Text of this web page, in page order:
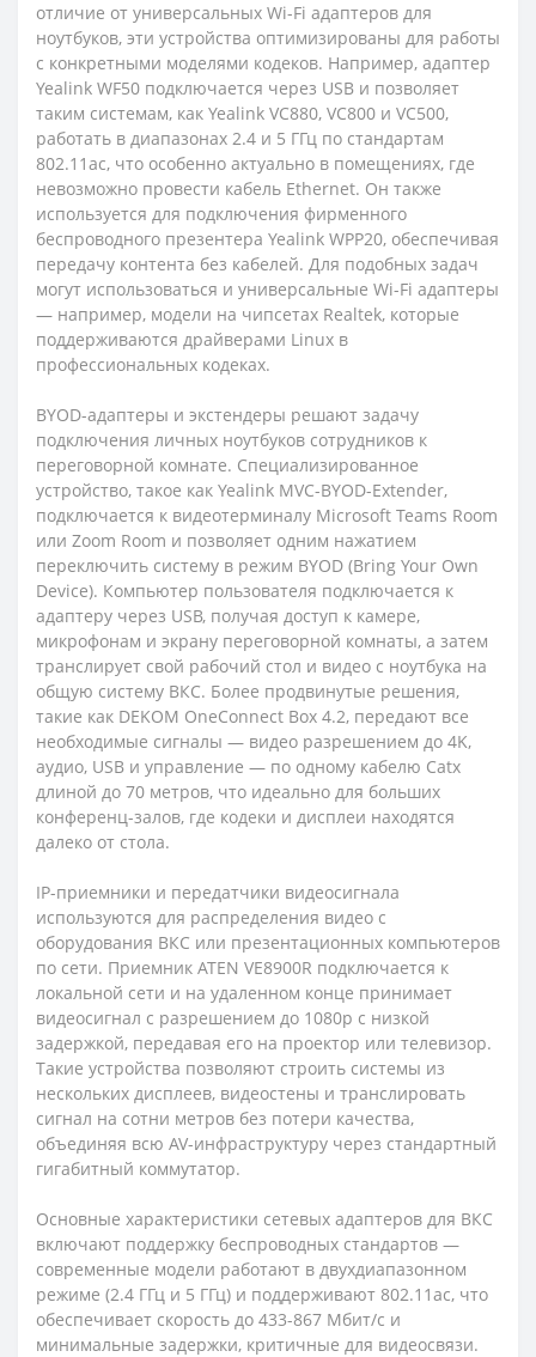
отличие от универсальных Wi-Fi адаптеров для
ноутбуков, эти устройства оптимизированы для работы
с конкретными моделями кодеков. Например, адаптер
Yealink WF50 подключается через USB и позволяет
таким системам, как Yealink VC880, VC800 и VC500,
работать в диапазонах 2.4 и 5 ГГц по стандартам
802.11ac, что особенно актуально в помещениях, где
невозможно провести кабель Ethernet. Он также
используется для подключения фирменного
беспроводного презентера Yealink WPP20, обеспечивая
передачу контента без кабелей. Для подобных задач
могут использоваться и универсальные Wi-Fi адаптеры
— например, модели на чипсетах Realtek, которые
поддерживаются драйверами Linux в
профессиональных кодеках.
BYOD-адаптеры и экстендеры решают задачу
подключения личных ноутбуков сотрудников к
переговорной комнате. Специализированное
устройство, такое как Yealink MVC-BYOD-Extender,
подключается к видеотерминалу Microsoft Teams Room
или Zoom Room и позволяет одним нажатием
переключить систему в режим BYOD (Bring Your Own
Device). Компьютер пользователя подключается к
адаптеру через USB, получая доступ к камере,
микрофонам и экрану переговорной комнаты, а затем
транслирует свой рабочий стол и видео с ноутбука на
общую систему ВКС. Более продвинутые решения,
такие как DEKOM OneConnect Box 4.2, передают все
необходимые сигналы — видео разрешением до 4K,
аудио, USB и управление — по одному кабелю Catx
длиной до 70 метров, что идеально для больших
конференц-залов, где кодеки и дисплеи находятся
далеко от стола.
IP-приемники и передатчики видеосигнала
используются для распределения видео с
оборудования ВКС или презентационных компьютеров
по сети. Приемник ATEN VE8900R подключается к
локальной сети и на удаленном конце принимает
видеосигнал с разрешением до 1080p с низкой
задержкой, передавая его на проектор или телевизор.
Такие устройства позволяют строить системы из
нескольких дисплеев, видеостены и транслировать
сигнал на сотни метров без потери качества,
объединяя всю AV-инфраструктуру через стандартный
гигабитный коммутатор.
Основные характеристики сетевых адаптеров для ВКС
включают поддержку беспроводных стандартов —
современные модели работают в двухдиапазонном
режиме (2.4 ГГц и 5 ГГц) и поддерживают 802.11ac, что
обеспечивает скорость до 433-867 Мбит/с и
минимальные задержки, критичные для видеосвязи.